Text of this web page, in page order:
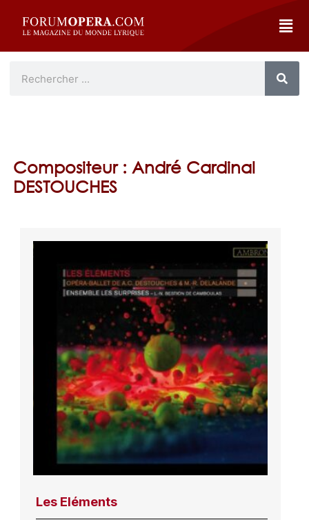
Compositeur : André Cardinal
DESTOUCHES
Les Eléments